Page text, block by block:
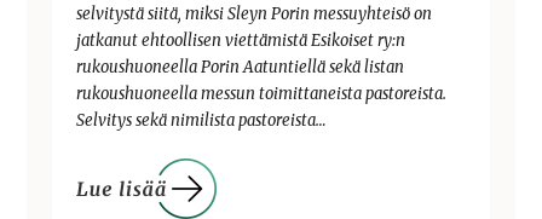
selvitystä siitä, miksi Sleyn Porin messuyhteisö on
jatkanut ehtoollisen viettämistä Esikoiset ry:n
rukoushuoneella Porin Aatuntiellä sekä listan
rukoushuoneella messun toimittaneista pastoreista.
Selvitys sekä nimilista pastoreista…